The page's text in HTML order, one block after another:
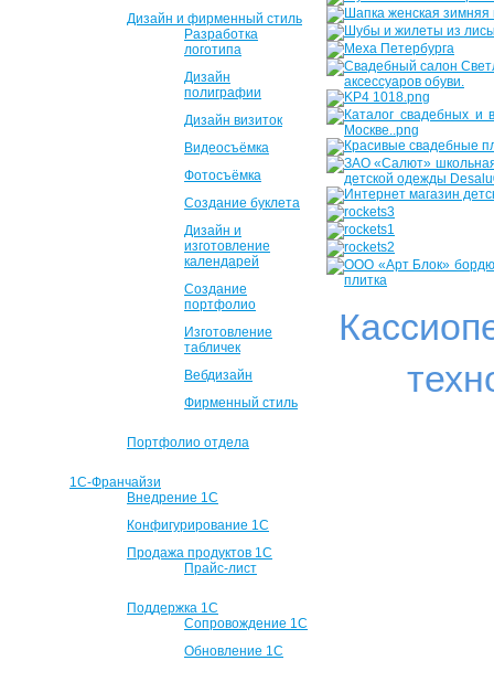
Дизайн и фирменный стиль
Разработка
логотипа
Дизайн
полиграфии
Дизайн визиток
Видеосъёмка
Фотосъёмка
Создание буклета
Дизайн и
изготовление
календарей
Создание
портфолио
Изготовление
табличек
Вебдизайн
Фирменный стиль
Портфолио отдела
1С-Франчайзи
Внедрение 1С
Конфигурирование 1С
Продажа продуктов 1С
Прайс-лист
Поддержка 1С
Сопровождение 1С
Обновление 1С